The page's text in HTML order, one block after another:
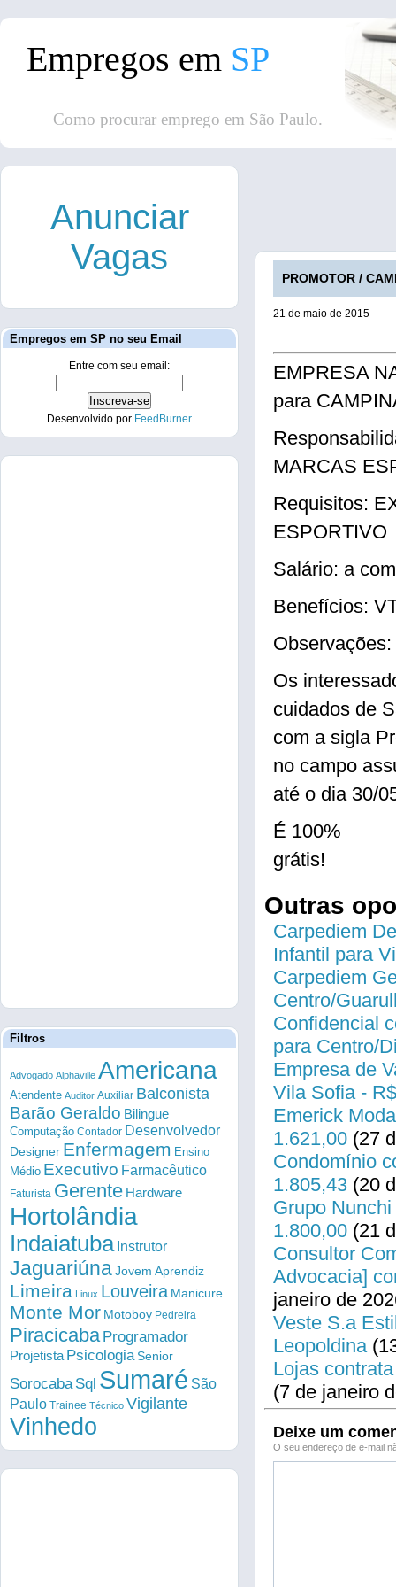
Empregos em SP
Como procurar emprego em São Paulo.
PROMOTOR /
21 de maio de 2015
EMPRESA
para
MARCAS
Requisitos:
ESPORTIVO
Salário: a
Benefícios:
Os
cuidados de
com a sigla
no campo
até o dia 30/
É 100%
grátis!
Outras
Carpediem
Infantil para
Carpediem
Centro/
Confidencial
para Centro/
Empresa de
Vila Sofia -
Emerick
1.621,00 (27
Condomínio
1.805,43 (20
Grupo
1.800,00 (21
Consultor
Advocacia]
janeiro de
Veste S.a
Leopoldina
Lojas
(7 de janeiro
Deixe um
O seu endereço de e-mail
Anunciar
Vagas
Empregos em SP no seu Email
Entre com seu email:
Desenvolvido por FeedBurner
Filtros
Advogado Alphaville Americana
Atendente Auditor Auxiliar Balconista
Barão Geraldo Bilingue
Computação Contador Desenvolvedor
Designer Enfermagem Ensino
Médio Executivo Farmacêutico
Faturista Gerente Hardware
Hortolândia
Indaiatuba Instrutor
Jaguariúna Jovem Aprendiz
Limeira Linux Louveira Manicure
Monte Mor Motoboy Pedreira
Piracicaba Programador
Projetista PsicologiaSenior
Sorocaba Sql Sumaré São
Paulo Trainee Técnico Vigilante
Vinhedo